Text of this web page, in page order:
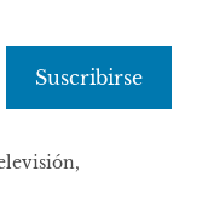
Suscribirse
,